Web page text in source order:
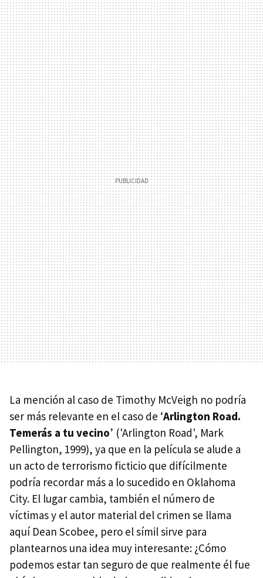
La mención al caso de Timothy McVeigh no podría
ser más relevante en el caso de ‘Arlington Road.
Temerás a tu vecino’ ('Arlington Road', Mark
Pellington, 1999), ya que en la película se alude a
un acto de terrorismo ficticio que difícilmente
podría recordar más a lo sucedido en Oklahoma
City. El lugar cambia, también el número de
víctimas y el autor material del crimen se llama
aquí Dean Scobee, pero el símil sirve para
plantearnos una idea muy interesante: ¿Cómo
podemos estar tan seguro de que realmente él fue